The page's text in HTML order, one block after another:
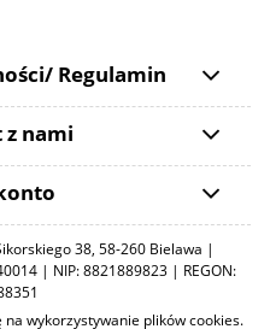
Regulamin
nami
38, 58-260 Bielawa |
| NIP: 8821889823 | REGON:
wykorzystywanie plików cookies.